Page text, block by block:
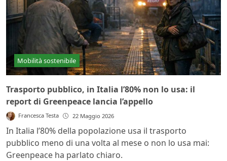
Mobilità sostenibile
Trasporto pubblico, in Italia l’80% non lo usa: il
report di Greenpeace lancia l’appello
Francesca Testa 22 Maggio 2026
In Italia l’80% della popolazione usa il trasporto
pubblico meno di una volta al mese o non lo usa mai:
Greenpeace ha parlato chiaro.